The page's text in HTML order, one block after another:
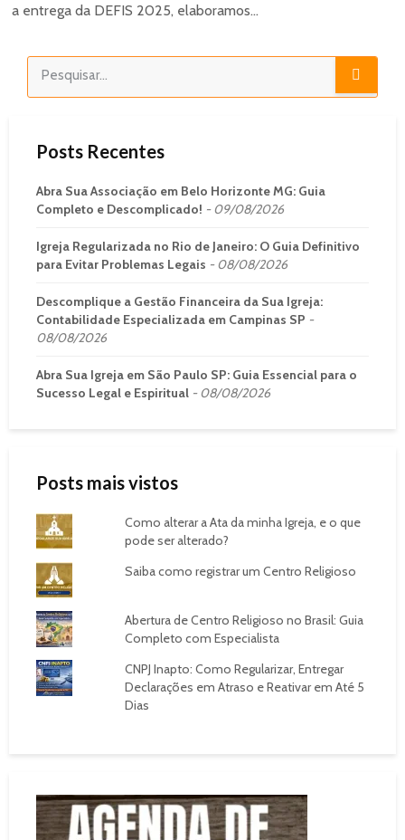
a entrega da DEFIS 2025, elaboramos...
Posts Recentes
Abra Sua Associação em Belo Horizonte MG: Guia
Completo e Descomplicado!
09/08/2026
Igreja Regularizada no Rio de Janeiro: O Guia Definitivo
para Evitar Problemas Legais
08/08/2026
Descomplique a Gestão Financeira da Sua Igreja:
Contabilidade Especializada em Campinas SP
08/08/2026
Abra Sua Igreja em São Paulo SP: Guia Essencial para o
Sucesso Legal e Espiritual
08/08/2026
Posts mais vistos
Como alterar a Ata da minha Igreja, e o que
pode ser alterado?
Saiba como registrar um Centro Religioso
Abertura de Centro Religioso no Brasil: Guia
Completo com Especialista
CNPJ Inapto: Como Regularizar, Entregar
Declarações em Atraso e Reativar em Até 5
Dias